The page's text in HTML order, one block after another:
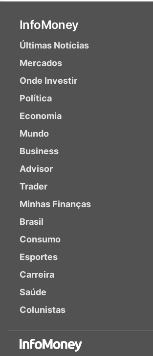
InfoMoney
Últimas Notícias
Mercados
Onde Investir
Política
Economia
Mundo
Business
Advisor
Trader
Minhas Finanças
Brasil
Consumo
Esportes
Carreira
Saúde
Colunistas